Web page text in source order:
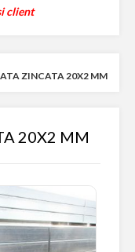
client
ZINCATA 20X2 MM
20X2 MM